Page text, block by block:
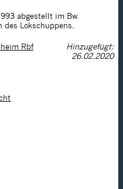
abgestellt im Bw.
Lokschuppens.
Rbf
Hinzugefügt:
26.02.2020